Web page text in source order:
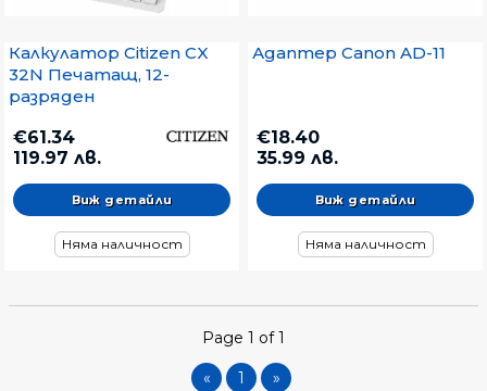
Калкулатор Citizen CX
32N Печатащ, 12-
разряден
€61.34
119.97 лв.
Виж детайли
Няма наличност
Адаптер Canon AD-11
€18.40
35.99 лв.
Виж детайли
Няма наличност
Page 1 of 1
« 1 »